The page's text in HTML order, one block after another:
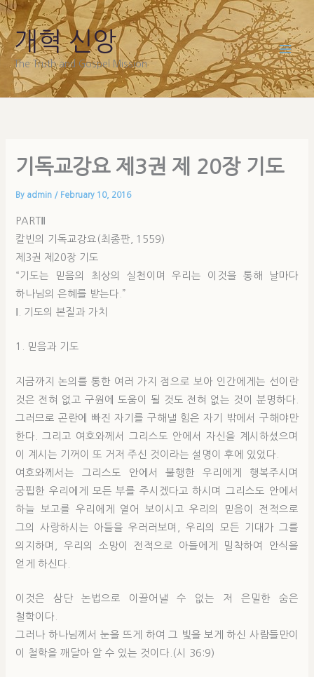
Skip
to
content
개혁 신앙
The Truth and Gospel Mission
기독교강요 제3권 제 20장 기도
By admin / February 10, 2016
PARTⅡ
칼빈의 기독교강요(최종판, 1559)
제3권 제20장 기도
“기도는 믿음의 최상의 실천이며 우리는 이것을 통해 날마다
하나님의 은혜를 받는다.”
Ⅰ. 기도의 본질과 가치
1. 믿음과 기도
지금까지 논의를 통한 여러 가지 점으로 보아 인간에게는 선이란
것은 전혀 없고 구원에 도움이 될 것도 전혀 없는 것이 분명하다.
그러므로 곤란에 빠진 자기를 구해낼 힘은 자기 밖에서 구해야만
한다. 그리고 여호와께서 그리스도 안에서 자신을 계시하셨으며
이 계시는 기꺼이 또 거저 주신 것이라는 설명이 후에 있었다.
여호와께서는 그리스도 안에서 불행한 우리에게 행복주시며
궁핍한 우리에게 모든 부를 주시겠다고 하시며 그리스도 안에서
하늘 보고를 우리에게 열어 보이시고 우리의 믿음이 전적으로
그의 사랑하시는 아들을 우러러보며, 우리의 모든 기대가 그를
의지하며, 우리의 소망이 전적으로 아들에게 밀착하여 안식을
얻게 하신다.
이것은 삼단 논법으로 이끌어낼 수 없는 저 은밀한 숨은
철학이다.
그러나 하나님께서 눈을 뜨게 하여 그 빛을 보게 하신 사람들만이
이 철학을 깨달아 알 수 있는 것이다.(시 36:9)